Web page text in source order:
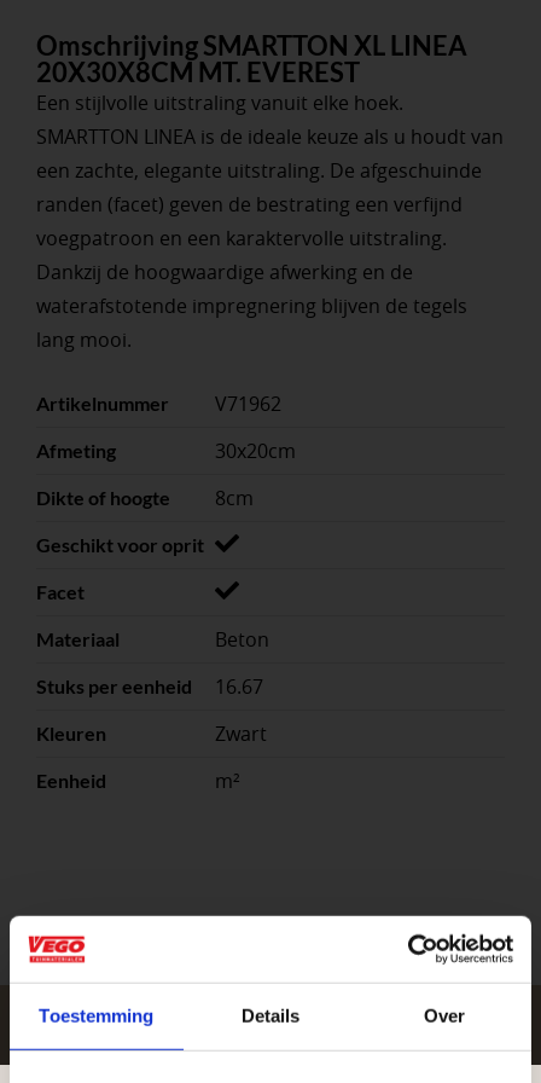
Toestemming Details Over
Omschrijving SMARTTON XL LINEA
20X30X8CM MT. EVEREST
Een stijlvolle uitstraling vanuit elke hoek.
SMARTTON LINEA is de ideale keuze als u houdt van
een zachte, elegante uitstraling. De afgeschuinde
randen (facet) geven de bestrating een verfijnd
voegpatroon en een karaktervolle uitstraling.
Dankzij de hoogwaardige afwerking en de
waterafstotende impregnering blijven de tegels
lang mooi.
Artikelnummer V71962
Afmeting 30x20cm
Dikte of hoogte 8cm
Geschikt voor oprit
Facet
Materiaal Beton
Stuks per eenheid 16.67
Kleuren Zwart
Eenheid m²